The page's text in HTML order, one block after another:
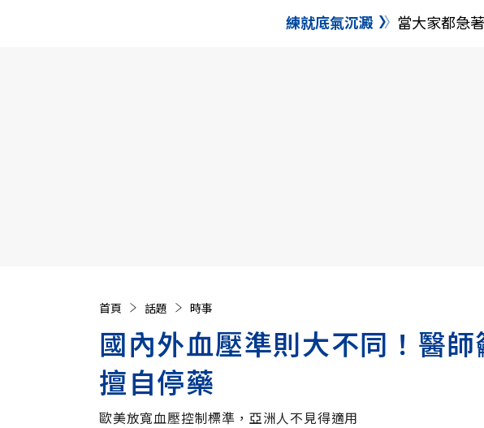
練就底氣沉澱 當大家都急
首頁 話題 時事
國內外血壓準則大不同！醫師
擅自停藥
歐美放寬血壓控制標準，亞洲人不見得適用